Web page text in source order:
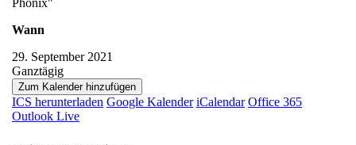
Wann
29. September 2021
Ganztägig
Zum Kalender hinzufügen
ICS herunterladen Google Kalender iCalendar Office 365
Outlook Live